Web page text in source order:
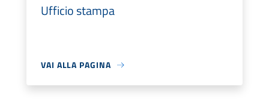
Ufficio stampa
VAI ALLA PAGINA